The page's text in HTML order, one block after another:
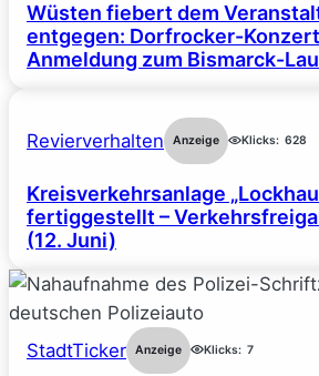
Wüsten fiebert dem
entgegen: Dorfrocker-
Anmeldung zum Bismarck-
Revierverhalten Anzeige Klicks: 628
Kreisverkehrsanlage
fertiggestellt –
(12. Juni)
StadtTicker Anzeige Klicks: 7